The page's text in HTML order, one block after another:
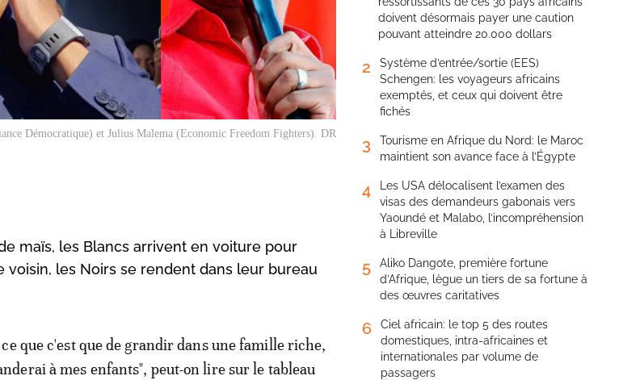
Démocratique) et Julius Malema (Economic Freedom Fighters). DR
maïs, les Blancs arrivent en voiture pour
les Noirs se rendent dans leur bureau
ce que c'est que de grandir dans une famille riche,
à mes enfants", peut-on lire sur le tableau
doivent désormais payer une caution
pouvant atteindre 20.000 dollars
2
Système d’entrée/sortie (EES)
Schengen: les voyageurs africains
exemptés, et ceux qui doivent être
fichés
3
Tourisme en Afrique du Nord: le Maroc
maintient son avance face à l’Égypte
4
Les USA délocalisent l’examen des
visas des demandeurs gabonais vers
Yaoundé et Malabo, l’incompréhension
à Libreville
5
Aliko Dangote, première fortune
d’Afrique, lègue un tiers de sa fortune à
des œuvres caritatives
6
Ciel africain: le top 5 des routes
domestiques, intra-africaines et
internationales par volume de
passagers